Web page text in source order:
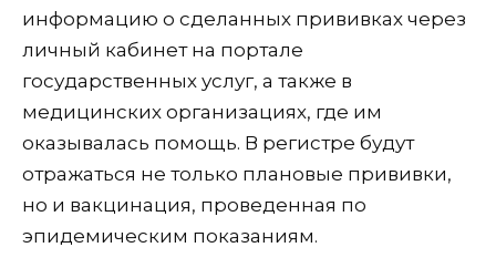
информацию о сделанных прививках через
личный кабинет на портале
государственных услуг, а также в
медицинских организациях, где им
оказывалась помощь. В регистре будут
отражаться не только плановые прививки,
но и вакцинация, проведенная по
эпидемическим показаниям.